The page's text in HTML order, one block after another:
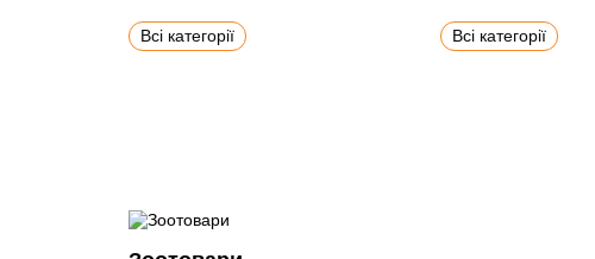
Всі категорії Всі категорії